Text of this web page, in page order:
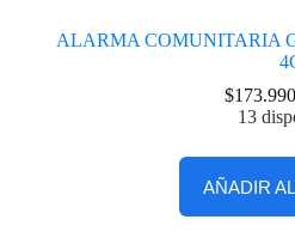
ALARMA COMUNITARIA
$173.990
13
AÑADIR